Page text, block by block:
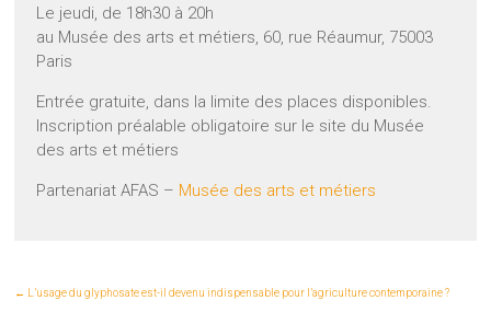
Le jeudi, de 18h30 à 20h
au Musée des arts et métiers, 60, rue Réaumur, 75003
Paris
Entrée gratuite, dans la limite des places disponibles.
Inscription préalable obligatoire sur le site du Musée
des arts et métiers
Partenariat AFAS – Musée des arts et métiers
← L’usage du glyphosate est-il devenu indispensable pour l’agriculture contemporaine ?